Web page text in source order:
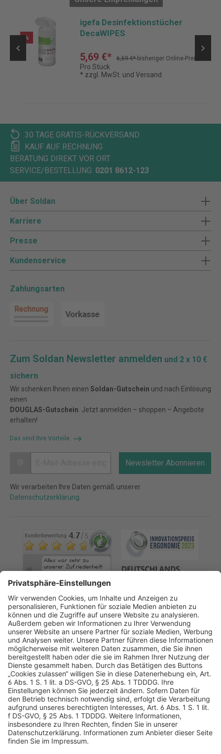
%
igefa Desinfektionstücher
DecaWIPES
5,69 €* 6,59 €*bisheriger Online-Preis
Pro Stück
* zzgl. MwSt. und Versand
30 TAGE GRATIS-RÜCKVERSAND
KAUF AUF RECHNUNG
BERATUNG DIREKT VOR ORT
SERVICE/BESTELLUNG: 0201 8612-123
Über Soldan
Karriere
Presse
Kundenservice
Zahlungsarten
Zum Soldan Newsletter anmelden und 2 x 10 €
sichern
Wir schenken Ihnen einen Soldan-Gutschein und nach Einlösung
einen
DOUGLAS-Gutschein . Jetzt anmelden – shoppen – Angebote
erhalten!
Das sind Ihre Vorteile
Newsletter Abonnieren
Wir verarbeiten Ihre Daten gemäß unserer
Datenschutzerklärung
AGB Datenschutz
Impressum
Sicherheitshinweis
Compliance